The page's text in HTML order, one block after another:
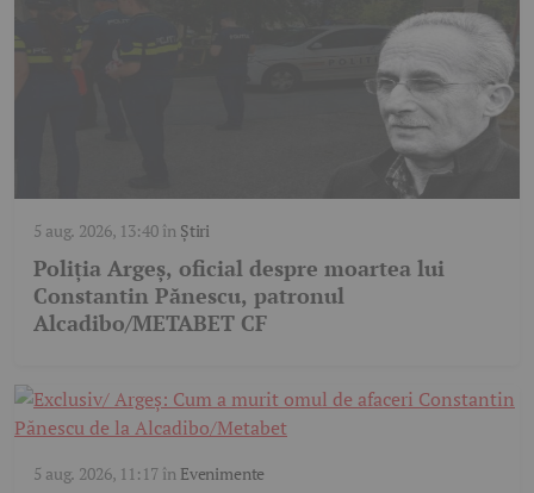
5 aug. 2026, 13:40în Știri
Poliția Argeș, oficial despre moartea lui
Constantin Pănescu, patronul
Alcadibo/METABET CF
5 aug. 2026, 11:17în Evenimente